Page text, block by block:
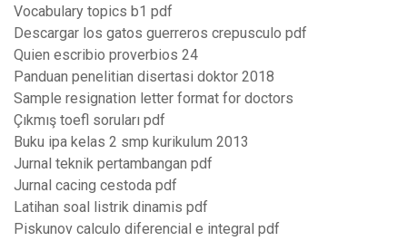
Vocabulary topics b1 pdf
Descargar los gatos guerreros crepusculo pdf
Quien escribio proverbios 24
Panduan penelitian disertasi doktor 2018
Sample resignation letter format for doctors
Çıkmış toefl soruları pdf
Buku ipa kelas 2 smp kurikulum 2013
Jurnal teknik pertambangan pdf
Jurnal cacing cestoda pdf
Latihan soal listrik dinamis pdf
Piskunov calculo diferencial e integral pdf